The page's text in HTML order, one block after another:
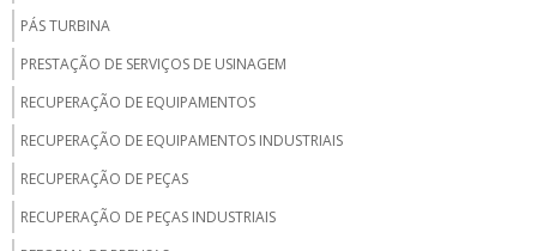
PÁS TURBINA
PRESTAÇÃO DE SERVIÇOS DE USINAGEM
RECUPERAÇÃO DE EQUIPAMENTOS
RECUPERAÇÃO DE EQUIPAMENTOS INDUSTRIAIS
RECUPERAÇÃO DE PEÇAS
RECUPERAÇÃO DE PEÇAS INDUSTRIAIS